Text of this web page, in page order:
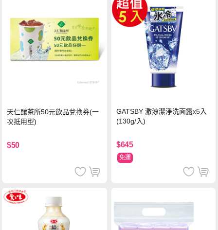
天仁釀茶所50元飲品兌換券(一
次抵用型)
$50
GATSBY 激涼潔淨洗面露x5入
(130g/入)
$645
免運